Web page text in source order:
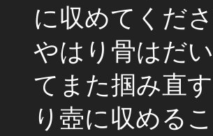
に収めてくだ
やはり骨はだ
てまた掴み直
り壺に収める